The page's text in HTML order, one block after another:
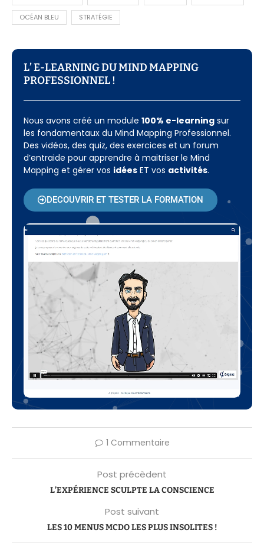
OCÉAN BLEU STRATÉGIE
L’ E-LEARNING DU MIND MAPPING
PROFESSIONNEL !​
Nous avons créé un module 100% e-learning sur
les fondamentaux du Mind Mapping Professionnel.
Des vidéos, des quiz, des exercices et un forum
d’entraide pour apprendre à maitriser le Mind
Mapping et gérer vos idées ET vos activités.
DECOUVRIR ET TESTER LA FORMATION
1 Commentaire
Post précèdent
L’EXPÉRIENCE SCULPTE LA CONSCIENCE
Post suivant
LES 10 MENUS MCDO LES PLUS INSOLITES !